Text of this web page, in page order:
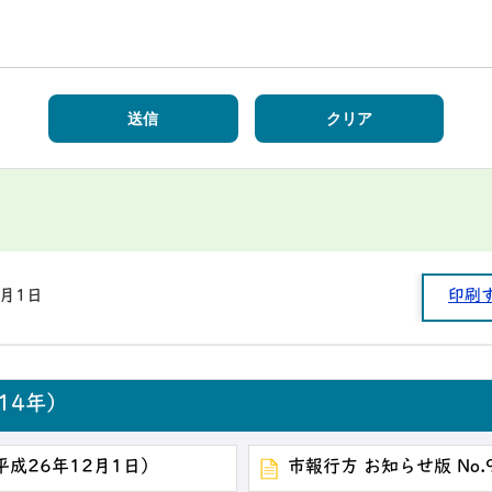
1日 印刷
年）
成26年12月1日） 市報行方 お知らせ版